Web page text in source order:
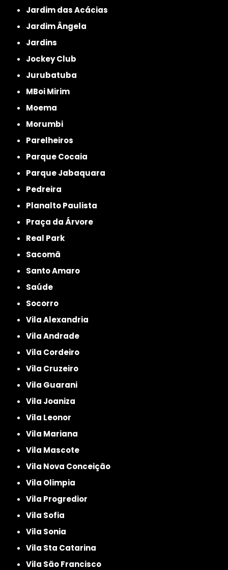
Jardim das Acácias
Jardim Ângela
Jardins
Jockey Club
Jurubatuba
MBoi Mirim
Moema
Morumbi
Parelheiros
Parque Cocaia
Parque Jabaquara
Pedreira
Planalto Paulista
Praça da Árvore
Real Park
Sacomã
Santo Amaro
Saúde
Socorro
Vila Alexandria
Vila Andrade
Vila Cordeiro
Vila Cruzeiro
Vila Guarani
Vila Joaniza
Vila Leonor
Vila Mariana
Vila Mascote
Vila Nova Conceição
Vila Olimpia
Vila Progredior
Vila Sofia
Vila Sonia
Vila Sta Catarina
Vila São Francisco